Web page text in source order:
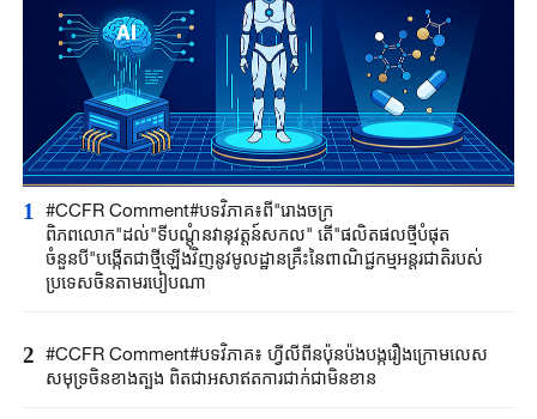
1
#CCFR Comment#បទវិភាគ៖ពី"រោងចក្រ
ពិភពលោក"ដល់"ទីបណ្តុំនវានុវត្តន៍សកល" តើ"ផលិតផលថ្មីបំផុត
ចំនួនបី"បង្កើតជាថ្មីឡើងវិញនូវមូលដ្ឋានគ្រឹះនៃពាណិជ្ជកម្មអន្តរជាតិរបស់
ប្រទេសចិនតាមរបៀបណា
2 #CCFR Comment#បទវិភាគ៖ ហ្វីលីពីនប៉ុនប៉ងបង្ករឿងក្រោមលេស
សមុទ្រចិនខាងត្បូង ពិតជាអសាឥតការជាក់ជាមិនខាន